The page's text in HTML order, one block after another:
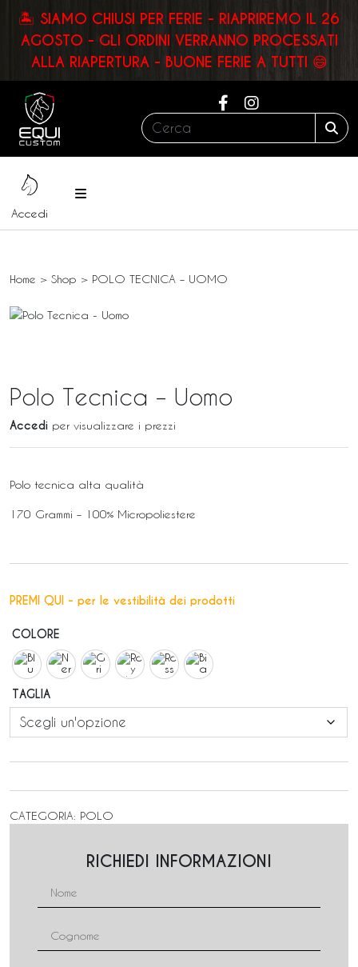
🏝️ SIAMO CHIUSI PER FERIE - RIAPRIREMO IL 26
AGOSTO - GLI ORDINI VERRANNO PROCESSATI
ALLA RIAPERTURA - BUONE FERIE A TUTTI 😄
Cerca:
Accedi
Menu
Home > Shop > POLO TECNICA – UOMO
Polo Tecnica – Uomo
Accedi per visualizzare i prezzi
Polo tecnica alta qualità
170 Grammi – 100% Micropoliestere
PREMI QUI - per le vestibilità dei prodotti
COLORE
TAGLIA
CATEGORIA: POLO
RICHIEDI INFORMAZIONI